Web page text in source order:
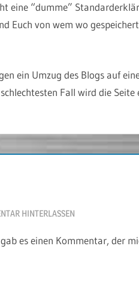
eine “dumme”
Euch von wem wo
ein Umzug des Blogs auf
Fall wird die Seite
HINTERLASSEN
es einen Kommentar, der